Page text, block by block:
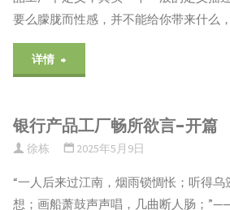
要么朦胧而性感，并不能给你带来什么
详情
产
工
银行产品工厂畅所欲言-开篇
徐栋 2025年5月9日
“一人后来过江南，烟雨锁惆怅；听得
想；画船萧鼓声声唱，几曲断人肠；